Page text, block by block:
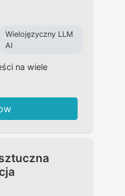
Wielojęzyczny LLM
AI
na wiele